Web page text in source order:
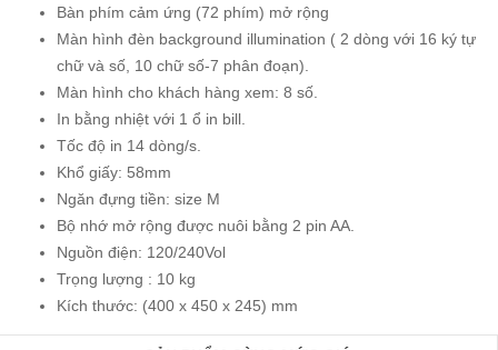
Bàn phím cảm ứng (72 phím) mở rộng
Màn hình đèn background illumination ( 2 dòng với 16 ký tự
chữ và số, 10 chữ số-7 phân đoạn).
Màn hình cho khách hàng xem: 8 số.
In bằng nhiệt với 1 ổ in bill.
Tốc độ in 14 dòng/s.
Khổ giấy: 58mm
Ngăn đựng tiền: size M
Bộ nhớ mở rộng được nuôi bằng 2 pin AA.
Nguồn điện: 120/240Vol
Trọng lượng : 10 kg
Kích thước: (400 x 450 x 245) mm